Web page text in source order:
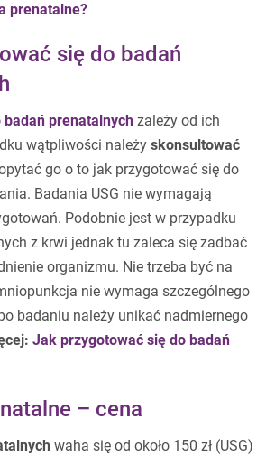
prenatalne?
się do badań
badań prenatalnych zależy od ich
wątpliwości należy skonsultować
go o to jak przygotować się do
Badania USG nie wymagają
Podobnie jest w przypadku
z krwi jednak tu zaleca się zadbać
organizmu. Nie trzeba być na
nie wymaga szczególnego
badaniu należy unikać nadmiernego
Jak przygotować się do badań
– cena
waha się od około 150 zł (USG)